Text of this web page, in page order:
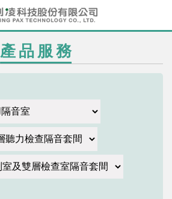
產品服務